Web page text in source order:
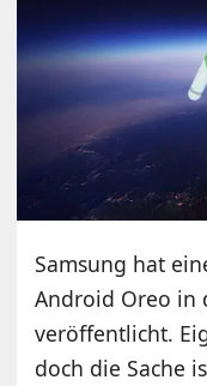
Samsung hat
Android Oreo in
veröffentlicht.
doch die Sache